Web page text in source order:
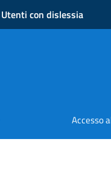
Utenti con dislessia
Accesso